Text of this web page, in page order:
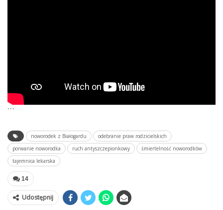
```
noworodek z Białogardu
odebranie praw rodzicielskich
porwanie noworodka
ruch antyszczepionkowy
śmiertelność noworodków
tajemnica lekarska
14
Udostępnij